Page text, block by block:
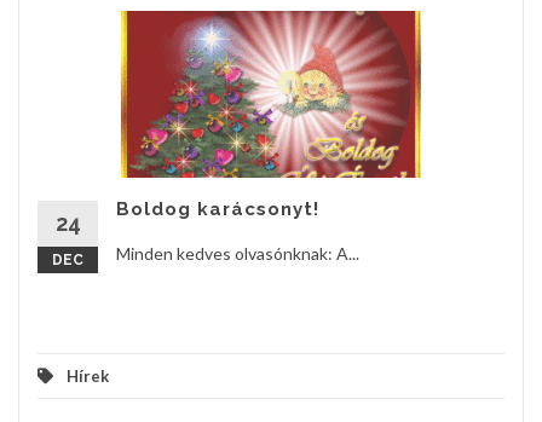
24
DEC
Boldog karácsonyt!
Minden kedves olvasónknak: A...
Hírek